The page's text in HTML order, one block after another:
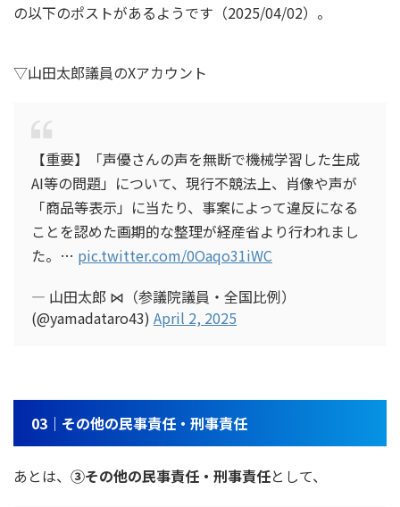
の以下のポストがあるようです（2025/04/02）。
▽山田太郎議員のXアカウント
【重要】「声優さんの声を無断で機械学習した生成
AI等の問題」について、現行不競法上、肖像や声が
「商品等表示」に当たり、事案によって違反になる
ことを認めた画期的な整理が経産省より行われまし
た。… pic.twitter.com/0Oaqo31iWC
— 山田太郎 ⋈（参議院議員・全国比例）
(@yamadataro43) April 2, 2025
03｜その他の民事責任・刑事責任
あとは、 ③その他の民事責任・刑事責任として、